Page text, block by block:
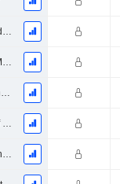
Abschreibung von Firmenwert und immateriellen Vermögenswerten - (CF) - (Modellspezifisch)
Abschreibung von Öl-, Gas- und Mineralienbesitztümern - (CF)
Abschreibungen & Amortisationen, Gesamt - CF
(Gewinn) Verlust aus dem Verkauf eines Vermögenswerts
(Gewinn) Verlust beim Verkauf von Investitionen - (CF)